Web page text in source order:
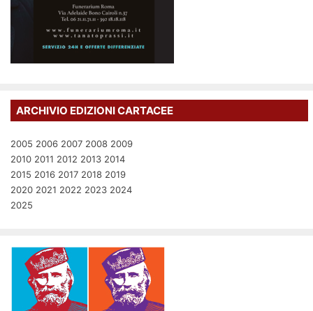
ARCHIVIO EDIZIONI CARTACEE
2005 2006 2007 2008 2009
2010 2011 2012 2013 2014
2015 2016 2017 2018 2019
2020 2021 2022 2023 2024
2025